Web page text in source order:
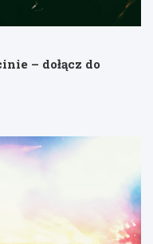
– dołącz do